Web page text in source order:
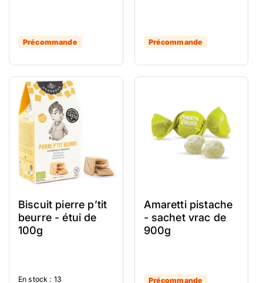
Précommande Précommande
Biscuit pierre p’tit
beurre - étui de
100g
En stock : 13
Amaretti pistache
- sachet vrac de
900g
Précommande